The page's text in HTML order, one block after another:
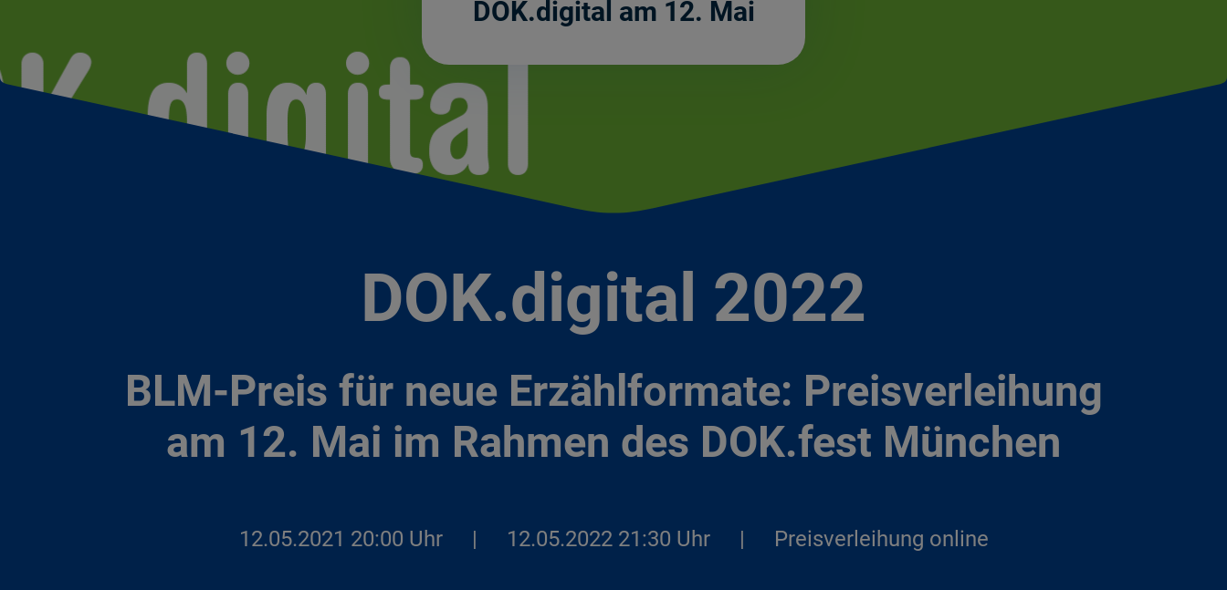
DOK.digital am 12. Mai
DOK.digital 2022
BLM-Preis für neue Erzählformate: Preisverleihung
am 12. Mai im Rahmen des DOK.fest München
12.05.2021 20:00 Uhr | 12.05.2022 21:30 Uhr | Preisverleihung online